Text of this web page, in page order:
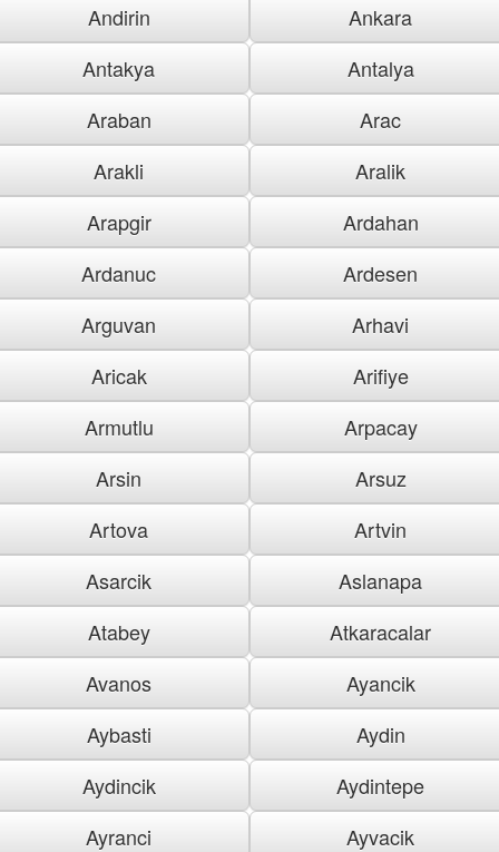
Andirin
Ankara
Antakya
Antalya
Araban
Arac
Arakli
Aralik
Arapgir
Ardahan
Ardanuc
Ardesen
Arguvan
Arhavi
Aricak
Arifiye
Armutlu
Arpacay
Arsin
Arsuz
Artova
Artvin
Asarcik
Aslanapa
Atabey
Atkaracalar
Avanos
Ayancik
Aybasti
Aydin
Aydincik
Aydintepe
Ayranci
Ayvacik